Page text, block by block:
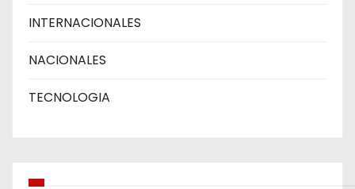
INTERNACIONALES
NACIONALES
TECNOLOGIA